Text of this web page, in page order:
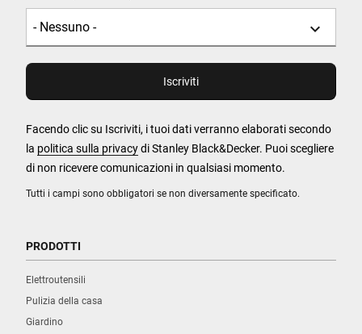
Tutti i campi sono obbligatori se non diversamente specificato.
Facendo clic su Iscriviti, i tuoi dati verranno elaborati secondo
la politica sulla privacydi Stanley Black&Decker. Puoi scegliere
di non ricevere comunicazioni in qualsiasi momento.
PRODOTTI
Elettroutensili
Pulizia della casa
Giardino